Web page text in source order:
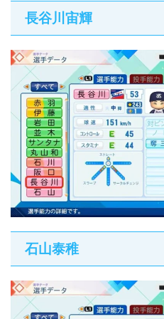
長谷川宙輝
石山泰稚